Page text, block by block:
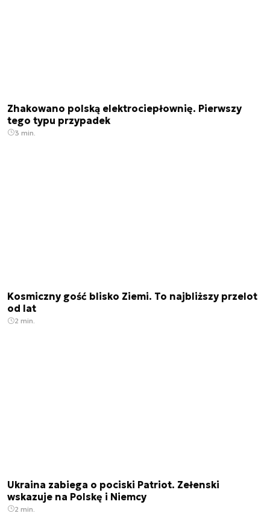
Zhakowano polską elektrociepłownię. Pierwszy
tego typu przypadek
3 min.
Kosmiczny gość blisko Ziemi. To najbliższy przelot
od lat
2 min.
Ukraina zabiega o pociski Patriot. Zełenski
wskazuje na Polskę i Niemcy
2 min.